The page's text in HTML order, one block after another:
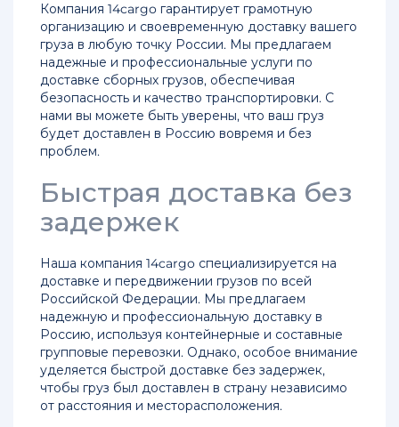
Компания 14cargo гарантирует грамотную
организацию и своевременную доставку вашего
груза в любую точку России. Мы предлагаем
надежные и профессиональные услуги по
доставке сборных грузов, обеспечивая
безопасность и качество транспортировки. С
нами вы можете быть уверены, что ваш груз
будет доставлен в Россию вовремя и без
проблем.
Быстрая доставка без
задержек
Наша компания 14cargo специализируется на
доставке и передвижении грузов по всей
Российской Федерации. Мы предлагаем
надежную и профессиональную доставку в
Россию, используя контейнерные и составные
групповые перевозки. Однако, особое внимание
уделяется быстрой доставке без задержек,
чтобы груз был доставлен в страну независимо
от расстояния и месторасположения.